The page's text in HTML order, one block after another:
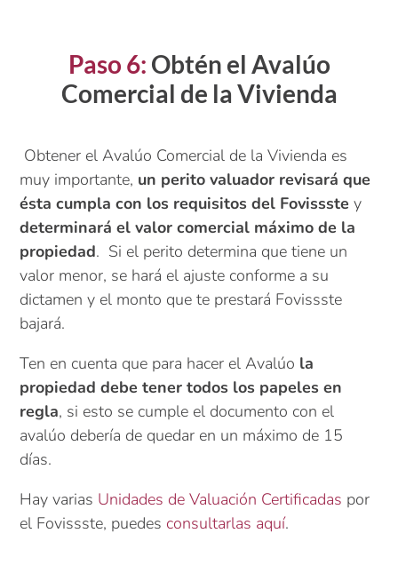
Paso 6: Obtén el Avalúo
Comercial de la Vivienda
Obtener el Avalúo Comercial de la Vivienda es
muy importante, un perito valuador revisará que
ésta cumpla con los requisitos del Fovissste y
determinará el valor comercial máximo de la
propiedad. Si el perito determina que tiene un
valor menor, se hará el ajuste conforme a su
dictamen y el monto que te prestará Fovissste
bajará.
Ten en cuenta que para hacer el Avalúo la
propiedad debe tener todos los papeles en
regla, si esto se cumple el documento con el
avalúo debería de quedar en un máximo de 15
días.
Hay varias Unidades de Valuación Certificadas por
el Fovissste, puedes consultarlas aquí.